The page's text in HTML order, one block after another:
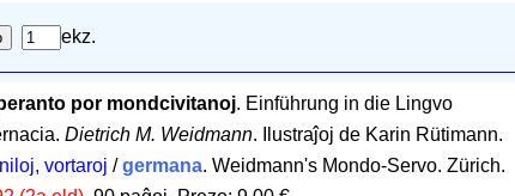
ekz.
por mondcivitanoj. Einführung in die Lingvo
Dietrich M. Weidmann. Ilustraĵoj de Karin Rütimann.
vortaroj /germana. Weidmann's Mondo-Servo. Zürich.